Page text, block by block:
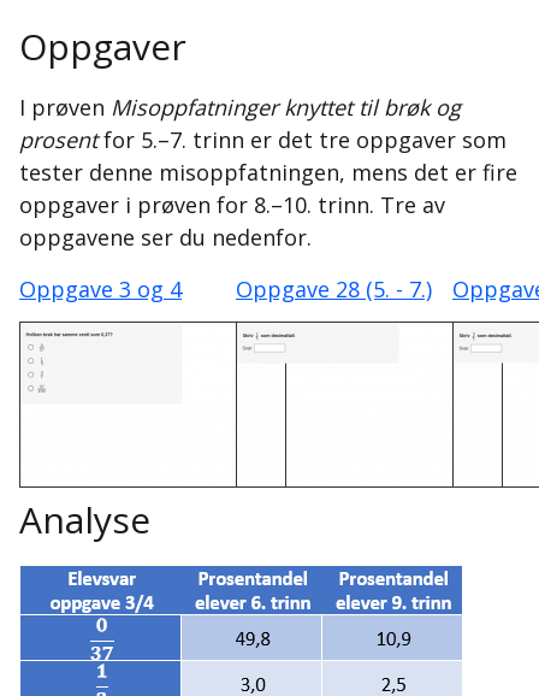
Oppgaver
I prøven Misoppfatninger knyttet til brøk og
prosent for 5.–7. trinn er det tre oppgaver som
tester denne misoppfatningen, mens det er fire
oppgaver i prøven for 8.–10. trinn. Tre av
oppgavene ser du nedenfor.
Oppgave 3 og 4
Oppgave 28 (5. - 7.)
Analyse